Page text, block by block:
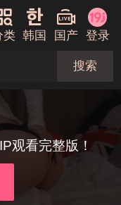
类 韩国 国产 登录
搜索
观看完整版！